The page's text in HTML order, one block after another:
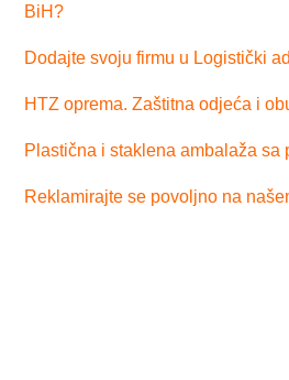
BiH?
Dodajte svoju firmu u Logistički
HTZ oprema. Zaštitna odjeća i
Plastična i staklena ambalaža sa
Reklamirajte se povoljno na